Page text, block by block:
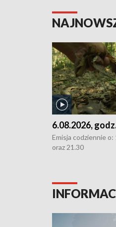
6.08.2026,
Emisja codziennie
oraz 21.30